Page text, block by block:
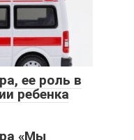
ее роль в
ребенка
«Мы